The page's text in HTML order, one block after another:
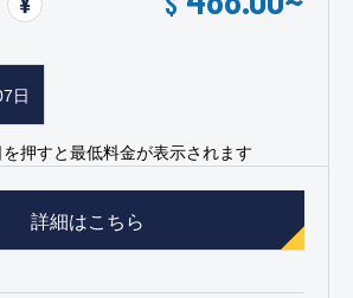
日
押すと最低料金が表示されます
詳細はこちら